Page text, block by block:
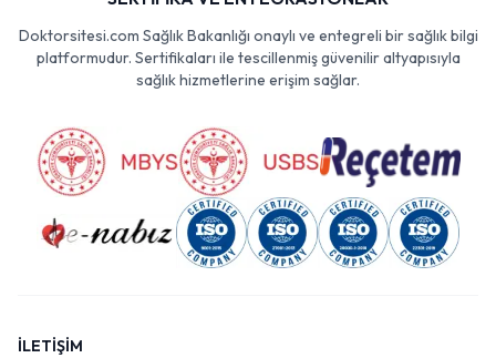
Doktorsitesi.com Sağlık Bakanlığı onaylı ve entegreli bir sağlık bilgi
platformudur. Sertifikaları ile tescillenmiş güvenilir altyapısıyla
sağlık hizmetlerine erişim sağlar.
İLETİŞİM